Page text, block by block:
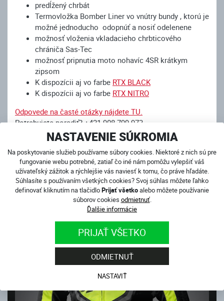
NASTAVENIE SÚKROMIA
Na poskytovanie služieb používame súbory cookies. Niektoré z nich sú pre
fungovanie webu potrebné, zatiaľ čo iné nám pomôžu vylepšiť váš
užívateľský zážitok a rýchlejšie vás naviesť k tomu, čo práve hľadáte.
Súhlasíte s používaním všetkých cookies? Svoj súhlas môžete ľahko
definovať kliknutím na tlačidloPrijať všetkoalebo môžete používanie
súborov cookies odmietnuť.
Ďalšie informácie
PRIJAŤ VŠETKO
ODMIETNUŤ
NASTAVIŤ
predĺžený chrbát
Termovložka Bomber Liner vo vnútry bundy , ktorú je
možné jednoducho odopnúť a nosiť odelenene
možnosť vloženia vkladacieho chrbticového
chrániča Sas-Tec
možnosť pripnutia moto nohavíc 4SR krátkym
zipsom
K dispozícii aj vo farbe RTX BLACK
K dispozícii aj vo farbe RTX NITRO
Odpovede na časté otázky nájdete TU.
Potrebujete poradiť? +421 908-799-973
ĎALŠIE PRODUKTY Z
KATEGÓRIE BUNDY